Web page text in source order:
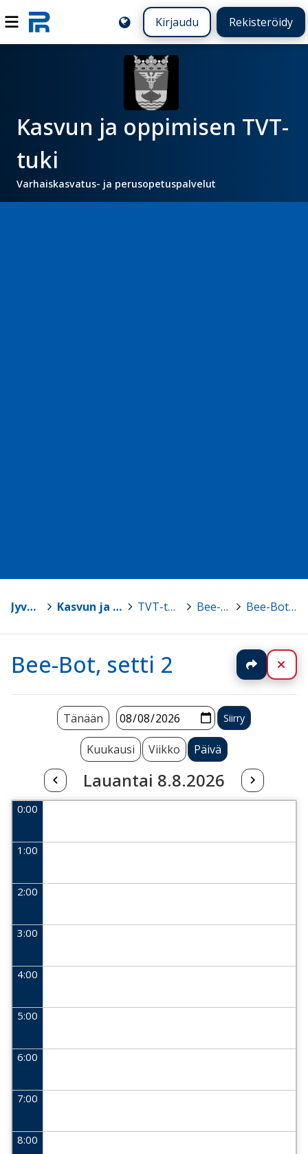
Kirjaudu Rekisteröidy
Kasvun ja oppimisen TVT-
tuki
Varhaiskasvatus- ja perusopetuspalvelut
Jyväskylä Kasvun ja oppimisen TVT-tuki > TVT-tarvikelainaamo > Bee-Bot -robotit > Bee-Bot, setti 2
Bee-Bot, setti 2 Jaa
Kuukausi Viikko Päivä
Lauantai 8.8.2026
Tänään
0:00
1:00
2:00
3:00
4:00
5:00
6:00
7:00
8:00